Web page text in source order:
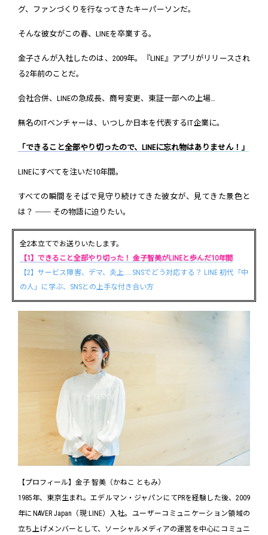
グ、ファンづくりを行なってきたキーパーソンだ。
そんな彼女がこの春、LINEを卒業する。
金子さんが入社したのは、2009年。『LINE』アプリがリリースされ
る2年前のことだ。
会社合併、LINEの急成長、商号変更、東証一部への上場…
無名のITベンチャーは、いつしか日本を代表するIT企業に。
「できること全部やり切ったので、LINEに忘れ物はありません！」
LINEにすべてを注いだ10年間。
すべての瞬間をそばで見守り続けてきた彼女が、見てきた景色と
は？ ── その物語に迫りたい。
全2本立てでお送りいたします。
【1】できること全部やり切った！ 金子智美がLINEと歩んだ10年間
【2】サービス障害、デマ、炎上……SNSでどう対応する？ LINE 初代「中
の人」に学ぶ、SNSとの上手な付き合い方
【プロフィール】金子 智美（かねこ ともみ）
1985年、東京生まれ。エデルマン・ジャパンにてPRを経験した後、2009
年にNAVER Japan（現:LINE）入社。ユーザーコミュニケーション領域の
立ち上げメンバーとして、ソーシャルメディアの運営を中心にコミュニ